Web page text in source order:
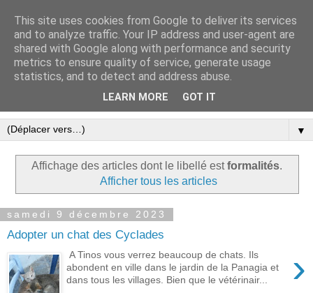
Le blog ensoleillé de Tinos
dans les Cyclades
Une expression libre et écolo à Tinos
▼
Affichage des articles dont le libellé estformalités.
Afficher tous les articles
samedi 9 décembre 2023
Adopter un chat des Cyclades
›
A Tinos vous verrez beaucoup de chats. Ils
abondent en ville dans le jardin de la Panagia et
dans tous les villages. Bien que le vétérinair...
This site uses cookies from Google to deliver its services
and to analyze traffic. Your IP address and user-agent are
shared with Google along with performance and security
metrics to ensure quality of service, generate usage
statistics, and to detect and address abuse.
LEARN MORE GOT IT